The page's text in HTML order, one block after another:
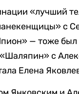
«лучший
с
— тоже был
с
Елена